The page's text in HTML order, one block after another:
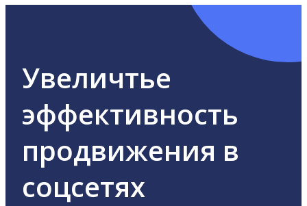
Увеличтье
эффективность
продвижения в
соцсетях